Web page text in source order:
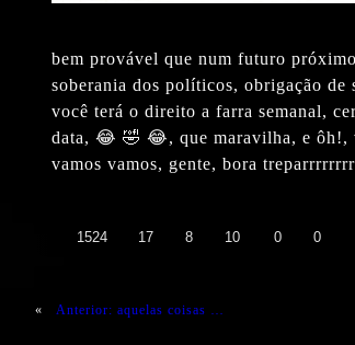
bem provável que num futuro
soberania dos políticos, obrigação de
você terá o direito a farra semanal,
data, 😂 🤣 😂, que maravilha, e ôh!,
vamos vamos, gente, bora treparrrrrrrr
1524 17 8 10 0 0
« Anterior: aquelas coisas …